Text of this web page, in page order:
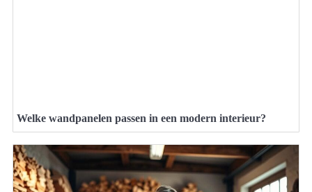
Welke wandpanelen passen in een modern interieur?